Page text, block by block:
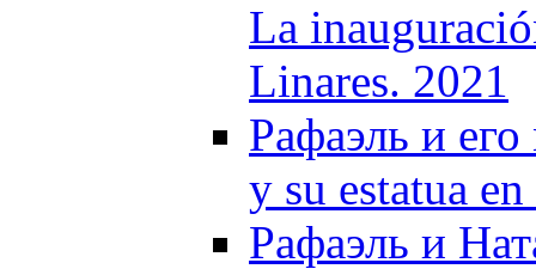
La
Linares. 2021
Рафаэль и
y su estatua
Рафаэль и